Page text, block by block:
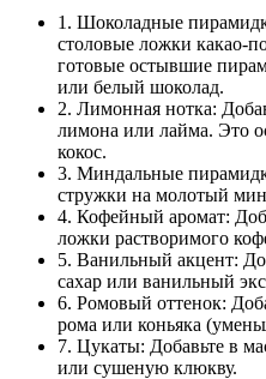
1. Шоколадные
столовые ложки какао-
готовые остывшие
или белый шоколад.
2. Лимонная нотка:
лимона или лайма. Это
кокос.
3. Миндальные
стружки на молотый
4. Кофейный аромат:
ложки растворимого
5. Ванильный акцент:
сахар или ванильный
6. Ромовый оттенок:
рома или коньяка
7. Цукаты: Добавьте в
или сушеную клюкву.